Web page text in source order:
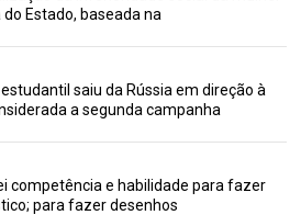
Estado, baseada na
saiu da Rússia em direção à
a segunda campanha
competência e habilidade para fazer
para fazer desenhos